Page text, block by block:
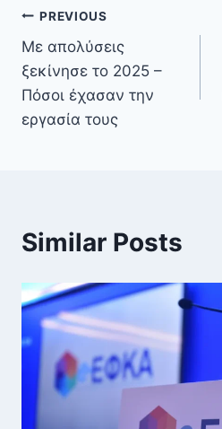
PREVIOUS
Με απολύσεις
ξεκίνησε το 2025 –
Πόσοι έχασαν την
εργασία τους
Similar Posts